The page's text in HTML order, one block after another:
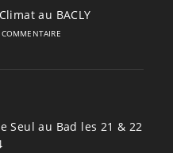
au BACLY
Seul au Bad les 21 & 22